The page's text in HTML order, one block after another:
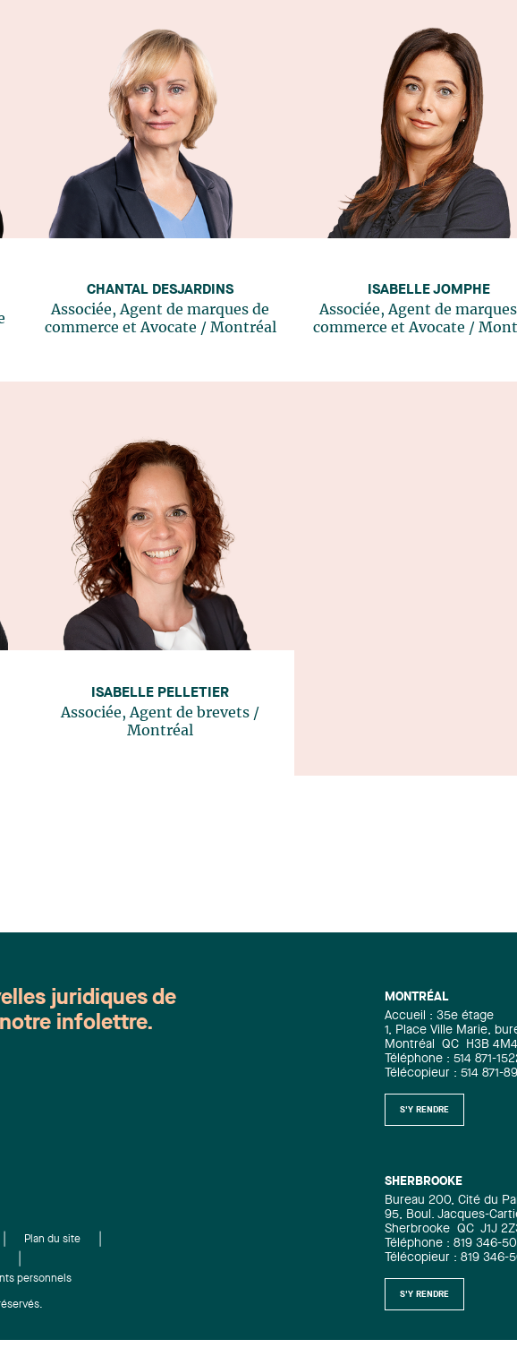
CHANTAL DESJARDINS
Associée, Agent de marques de
commerce et Avocate / Montréal
ISABELLE JOMPHE
Associée, Agent de
commerce et Avocate /
ISABELLE PELLETIER
Associée, Agent de brevets /
Montréal
MONTRÉAL
Accueil : 35e étage
1, Place Ville Marie,
Montréal
QC
H3B 4M4
Téléphone : 514 871-
Télécopieur : 514 871-
S'Y RENDRE
SHERBROOKE
Bureau 200, Cité du
95, Boul. Jacques-
Sherbrooke QC J1J
Téléphone : 819 346-
Télécopieur : 819 346-
S'Y RENDRE
juridiques de
infolettre.
Plan du site
personnels